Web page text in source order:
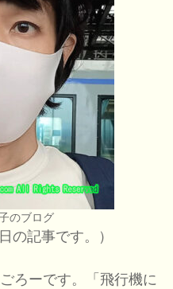
のブログ
の記事です。）
ろーです。「飛行機に